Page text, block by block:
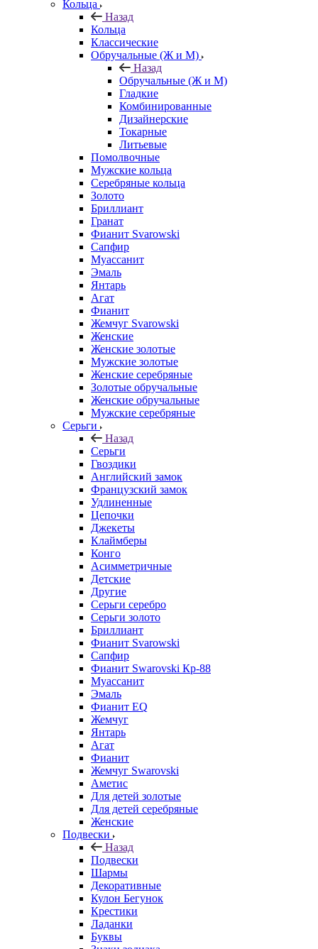
Кольца
Назад
Кольца
Классические
Обручальные (Ж и М)
Назад
Обручальные (Ж и М)
Гладкие
Комбинированные
Дизайнерские
Токарные
Литьевые
Помолвочные
Мужские кольца
Серебряные кольца
Золото
Бриллиант
Гранат
Фианит Svarowski
Сапфир
Муассанит
Эмаль
Янтарь
Агат
Фианит
Жемчуг Svarowski
Женские
Женские золотые
Мужские золотые
Женские серебряные
Золотые обручальные
Женские обручальные
Мужские серебряные
Серьги
Назад
Серьги
Гвоздики
Английский замок
Французский замок
Удлиненные
Цепочки
Джекеты
Клаймберы
Конго
Асимметричные
Детские
Другие
Серьги серебро
Серьги золото
Бриллиант
Фианит Svarowski
Сапфир
Фианит Swarovski Кр-88
Муассанит
Эмаль
Фианит EQ
Жемчуг
Янтарь
Агат
Фианит
Жемчуг Swarovski
Аметис
Для детей золотые
Для детей серебряные
Женские
Подвески
Назад
Подвески
Шармы
Декоративные
Кулон Бегунок
Крестики
Ладанки
Буквы